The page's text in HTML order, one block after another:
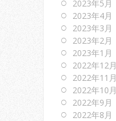
2023年5月
2023年4月
2023年3月
2023年2月
2023年1月
2022年12月
2022年11月
2022年10月
2022年9月
2022年8月